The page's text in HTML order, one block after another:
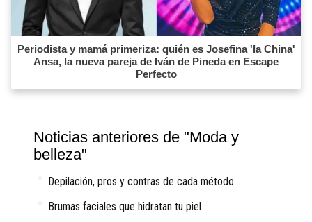
Periodista y mamá primeriza: quién es Josefina 'la China'
Ansa, la nueva pareja de Iván de Pineda en Escape
Perfecto
Noticias anteriores de "Moda y
belleza"
Depilación, pros y contras de cada método
Brumas faciales que hidratan tu piel